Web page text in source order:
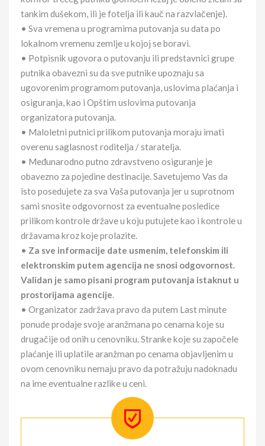
tankim dušekom, ili je fotelja ili kauč na razvlačenje).
• Sva vremena u programima putovanja su data po
lokalnom vremenu zemlje u kojoj se boravi.
• Potpisnik ugovora o putovanju ili predstavnici grupe
putnika obavezni su da sve putnike upoznaju sa
ugovorenim programom putovanja, uslovima plaćanja i
osiguranja, kao i Opštim uslovima putovanja
organizatora putovanja.
• Maloletni putnici prilikom putovanja moraju imati
overenu saglasnost roditelja / staratelja.
• Međunarodno putno zdravstveno osiguranje je
obavezno za pojedine destinacije. Savetujemo Vas da
isto posedujete za sva Vaša putovanja jer u suprotnom
sami snosite odgovornost za eventualne posledice
prilikom kontrole države u koju putujete kao i kontrole u
državama kroz koje prolazite.
• Za sve informacije date usmenim, telefonskim ili
elektronskim putem agencija ne snosi odgovornost.
Validan je samo pisani program putovanja istaknut u
prostorijama agencije.
• Organizator zadržava pravo da putem Last minute
ponude prodaje svoje aranžmana po cenama koje su
drugačije od onih u cenovniku. Stranke koje su započele
plaćanje ili uplatile aranžman po cenama objavljenim u
ovom cenovniku nemaju pravo da potražuju nadoknadu
na ime eventualne razlike u ceni.